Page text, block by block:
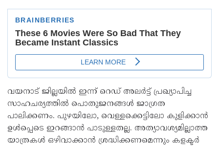
വയനാട് ജില്ലയിൽ ഇന്ന് റെഡ് അലർട്ട് പ്രഖ്യാപിച്ച
സാഹചര്യത്തിൽ പൊതുജനങ്ങൾ ജാഗ്രത
പാലിക്കണം. പുഴയിലോ, വെള്ളക്കെട്ടിലോ കുളിക്കാൻ
ഉൾപ്പെടെ ഇറങ്ങാൻ പാടുള്ളതല്ല. അത്യാവശ്യമില്ലാത്ത
യാത്രകൾ ഒഴിവാക്കാൻ ശ്രദ്ധിക്കണമെന്നും കളക്ടർ